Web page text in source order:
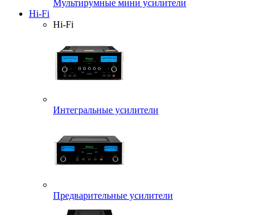
Мультирумные мини усилители
Hi-Fi
Hi-Fi
Интегральные усилители
Предварительные усилители